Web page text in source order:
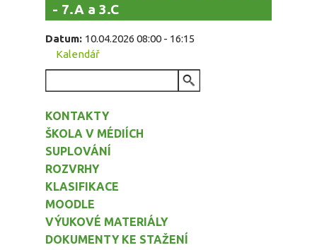
- 7.A a 3.C
Datum: 10.04.2026 08:00 - 16:15
Kalendář
KONTAKTY
ŠKOLA V MÉDIÍCH
SUPLOVÁNÍ
ROZVRHY
KLASIFIKACE
MOODLE
VÝUKOVÉ MATERIÁLY
DOKUMENTY KE STAŽENÍ